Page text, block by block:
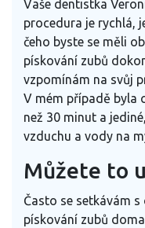
Vaše dentistka
procedura je rychlá,
čeho byste se měli
pískování zubů
vzpomínám na svůj
V mém případě byla
než 30 minut a
vzduchu a vody na
Můžete to
Často se setkávám
pískování zubů